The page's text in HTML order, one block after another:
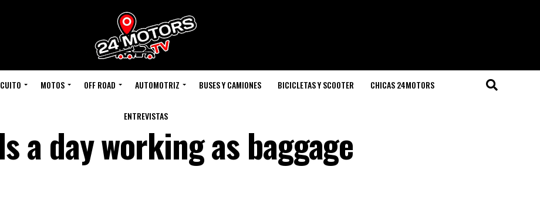
MOTOS OFF ROAD AUTOMOTRIZ BUSES Y CAMIONES BICICLETAS Y SCOOTER CHICAS 24MOTORS
ENTREVISTAS
a day working as baggage